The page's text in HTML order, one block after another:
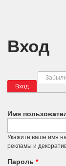
Вход
Вход
Имя
Укажите ваше имя
рекламы и
Пароль *